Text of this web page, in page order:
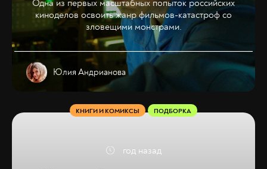
Одна из первых масштабных попыток российских
киноделов освоить жанр фильмов-катастроф со
зловещими монстрами.
Юлия Андрианова
КНИГИ И КОМИКСЫ ПОДБОРКА
год назад